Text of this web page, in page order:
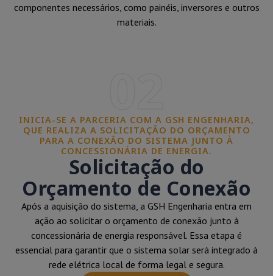
componentes necessários, como painéis, inversores e outros
materiais.
INICIA-SE A PARCERIA COM A GSH ENGENHARIA,
QUE REALIZA A SOLICITAÇÃO DO ORÇAMENTO
PARA A CONEXÃO DO SISTEMA JUNTO À
CONCESSIONÁRIA DE ENERGIA.
Solicitação do
Orçamento de Conexão
Após a aquisição do sistema, a GSH Engenharia entra em
ação ao solicitar o orçamento de conexão junto à
concessionária de energia responsável. Essa etapa é
essencial para garantir que o sistema solar será integrado à
rede elétrica local de forma legal e segura.